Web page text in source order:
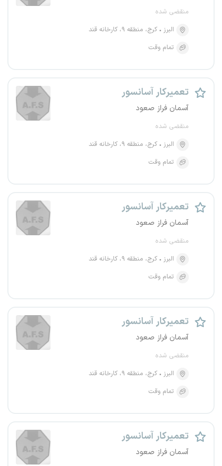
منقضی شده
البرز
کرج، منطقه ۹، کارخانه قند
تمام وقت
تعمیرکار آسانسور
آسمان فراز صعود
منقضی شده
البرز
کرج، منطقه ۹، کارخانه قند
تمام وقت
تعمیرکار آسانسور
آسمان فراز صعود
منقضی شده
البرز
کرج، منطقه ۹، کارخانه قند
تمام وقت
تعمیرکار آسانسور
آسمان فراز صعود
منقضی شده
البرز
کرج، منطقه ۹، کارخانه قند
تمام وقت
تعمیرکار آسانسور
آسمان فراز صعود